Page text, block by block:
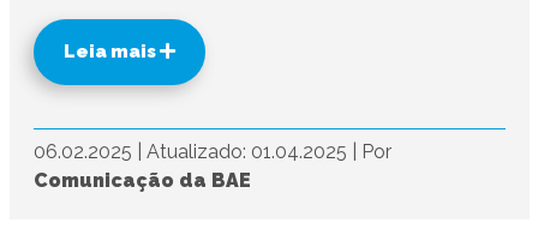
Leia mais
06.02.2025 Atualizado: 01.04.2025
Por
Comunicação da BAE